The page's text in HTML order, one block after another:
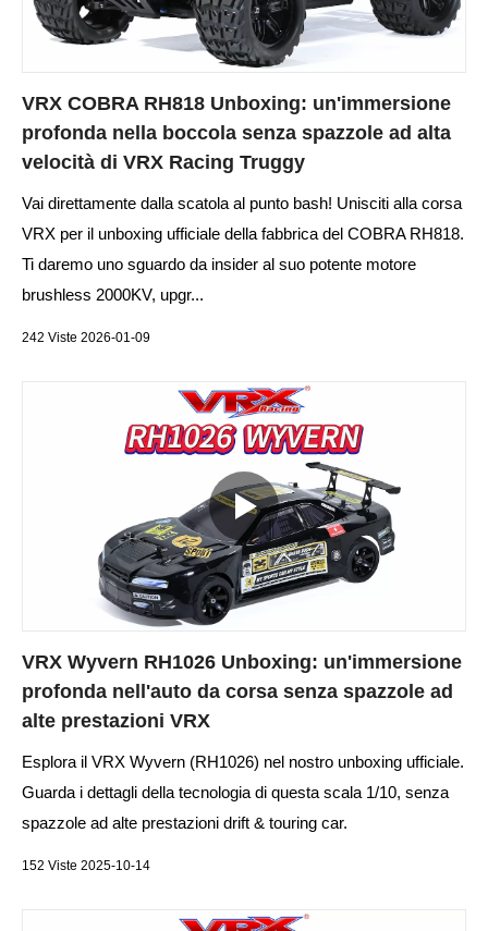
VRX COBRA RH818 Unboxing: un'immersione
profonda nella boccola senza spazzole ad alta
velocità di VRX Racing Truggy
Vai direttamente dalla scatola al punto bash! Unisciti alla corsa
VRX per il unboxing ufficiale della fabbrica del COBRA RH818.
Ti daremo uno sguardo da insider al suo potente motore
brushless 2000KV, upgr...
242 Viste 2026-01-09
VRX Wyvern RH1026 Unboxing: un'immersione
profonda nell'auto da corsa senza spazzole ad
alte prestazioni VRX
Esplora il VRX Wyvern (RH1026) nel nostro unboxing ufficiale.
Guarda i dettagli della tecnologia di questa scala 1/10, senza
spazzole ad alte prestazioni drift & touring car.
152 Viste 2025-10-14